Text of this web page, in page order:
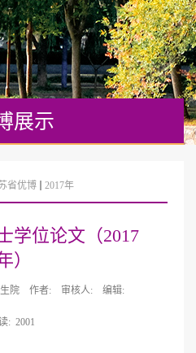
展示
省优博 2017年
学位论文（2017
）
院 作者: 审核人: 编辑:
: 2001